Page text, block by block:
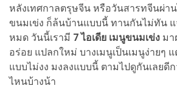
หลังเทศกาลตรุษจีน หรือวันสารทจีนผ่า
ขนมเข่ง ก็ล้นบ้านแบบนี้ ทานกันไม่ทัน
หมด วันนี้เรามี 7 ไอเดีย เมนูขนมเข่ง มา
อร่อย แปลกใหม่ บางเมนูเป็นเมนูง่ายๆ
แบบไม่งง มงลงแบบนี้ ตามไปดูกันเลยดี
ไหนบ้างน้า